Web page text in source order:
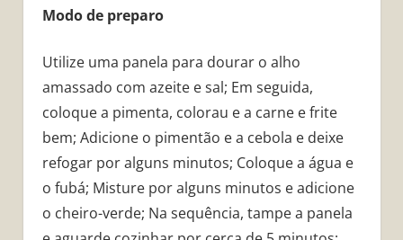
Modo de preparo
Utilize uma panela para dourar o alho
amassado com azeite e sal; Em seguida,
coloque a pimenta, colorau e a carne e frite
bem; Adicione o pimentão e a cebola e deixe
refogar por alguns minutos; Coloque a água e
o fubá; Misture por alguns minutos e adicione
o cheiro-verde; Na sequência, tampe a panela